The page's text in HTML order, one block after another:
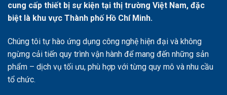
cung cấp thiết bị sự kiện tại thị trường Việt Nam, đặc
biệt là khu vực Thành phố Hồ Chí Minh.
Chúng tôi tự hào ứng dụng công nghệ hiện đại và không
ngừng cải tiến quy trình vận hành để mang đến những sản
phẩm – dịch vụ tối ưu, phù hợp với từng quy mô và nhu cầu
tổ chức.